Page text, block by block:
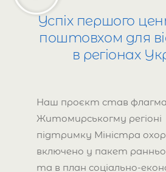
Успіх першого
поштовхом для
в регіонах
Наш проєкт став
Житомирськогму
підтримку Міністра
включено у пакет
та в план соціально-